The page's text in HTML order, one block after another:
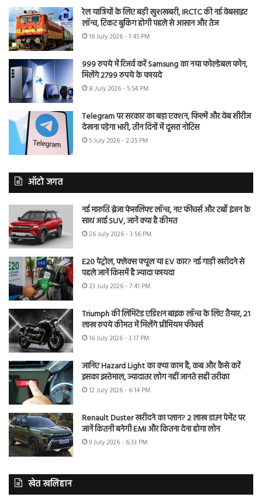
रेल यात्रियों के लिए बड़ी खुशखबरी, IRCTC की नई वेबसाइट
लॉन्च, टिकट बुकिंग होगी पहले से आसान और तेज
16 July 2026 - 1:45 PM
999 रुपये में रिजर्व करें Samsung का नया फोल्डेबल फोन,
मिलेंगे 2799 रुपये के फायदे
8 July 2026 - 5:54 PM
Telegram पर सरकार का बड़ा एक्शन, फिल्में और वेब सीरीज
देखना पड़ेगा भारी, तीन दिनों में दूसरा नोटिस
5 July 2026 - 2:25 PM
ऑटो जगत
नई मारुति ब्रेजा फेसलिफ्ट लॉन्च, नए फीचर्स और टर्बो इंजन के
साथ आई SUV, जानें क्या है कीमत
26 July 2026 - 3:56 PM
E20 पेट्रोल, फ्लेक्स फ्यूल या EV कार? नई गाड़ी खरीदने से
पहले जानें किसमें है ज्यादा फायदा
23 July 2026 - 7:41 PM
Triumph की लिमिटेड एडिशन बाइक लॉन्च के लिए तैयार, 21
लाख रुपये कीमत में मिलेंगे प्रीमियम फीचर्स
16 July 2026 - 3:17 PM
जानिए Hazard Light का क्या काम है, कब और कैसे करें
इसका इस्तेमाल, ज्यादातर लोग नहीं जानते सही तरीका
12 July 2026 - 6:14 PM
Renault Duster खरीदने का प्लान? 2 लाख डाउन पेमेंट पर
जानें कितनी बनेगी EMI और कितना देना होगा लोन
9 July 2026 - 6:33 PM
खेत खलिहान